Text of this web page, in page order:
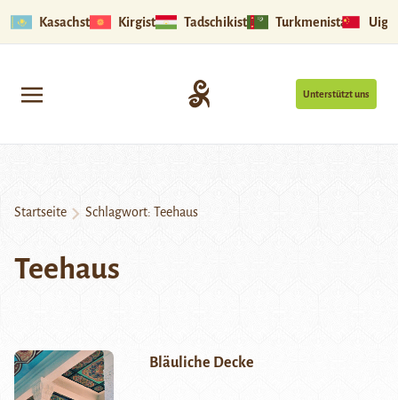
Kasachstan Kirgistan Tadschikistan Turkmenistan
Unterstützt uns
Startseite Schlagwort: Teehaus
Teehaus
Bläuliche Decke